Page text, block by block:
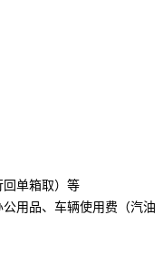
单箱取）等
用品、车辆使用费（汽油